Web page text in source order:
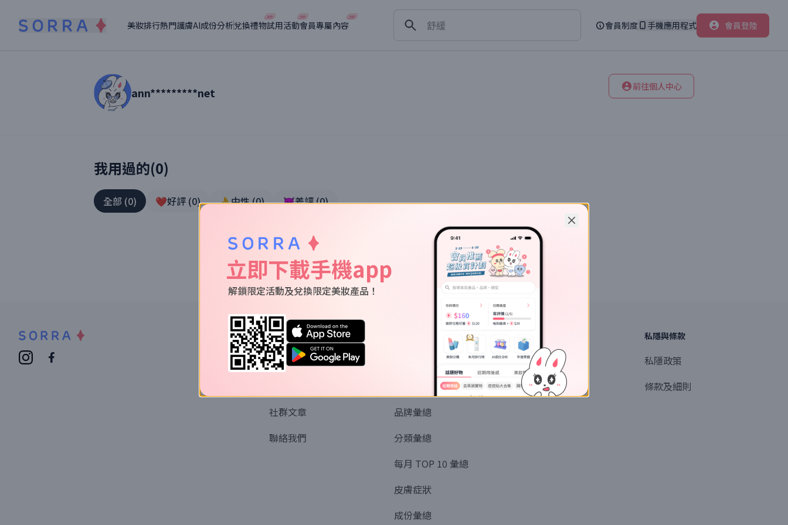
美妝排行熱門護膚AI成份分析兌換禮物試用活動會員專屬內容
舒緩
會員制度 手機應用程式 會員登陸
讀者【ann*********net 】美妝真實體驗
ann*********net 前往個人中心
我用過的(0)
全部 (0) ❤️好評 (0) 👌中性(0) 👿差評(0)
關於我們
認識SORRA
社群文章
聯絡我們
品牌彙總
分類彙總
每月 TOP 10 彙總
皮膚症狀
成份彙總
探索
商業或媒體聯絡
產品提名
私隱與條款
私隱政策
條款及細則
立即下載手機app
解鎖限定活動及兌換限定美妝產品！